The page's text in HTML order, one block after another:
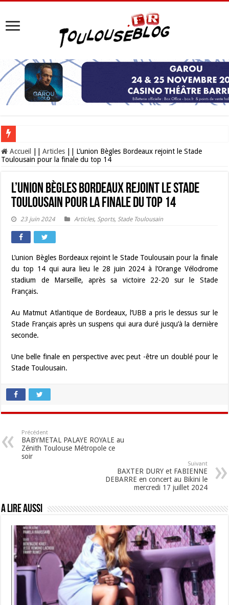
Les Nocturnes de la Cité de l’espace 2026 : l’événement incontournable de
Accueil Articles
L’union Bègles Bordeaux rejoint le Stade
Toulousain pour la finale du top 14
L’union Bègles Bordeaux rejoint le Stade
Toulousain pour la finale du top 14
23 juin 2024 Articles, Sports, Stade Toulousain
L’union Bègles Bordeaux rejoint le Stade Toulousain pour la finale
du top 14 qui aura lieu le 28 juin 2024 à l’Orange Vélodrome
stadium de Marseille, après sa victoire 22-20 sur le Stade
Français.
Au Matmut Atlantique de Bordeaux, l’UBB a pris le dessus sur le
Stade Français après un suspens qui aura duré jusqu’à la dernière
seconde.
Une belle finale en perspective avec peut -être un doublé pour le
Stade Toulousain.
Précédent
BABYMETAL PALAYE ROYALE au
Zénith Toulouse Métropole ce
soir
Suivant
BAXTER DURY et FABIENNE
DEBARRE en concert au Bikini le
mercredi 17 juillet 2024
A lire aussi